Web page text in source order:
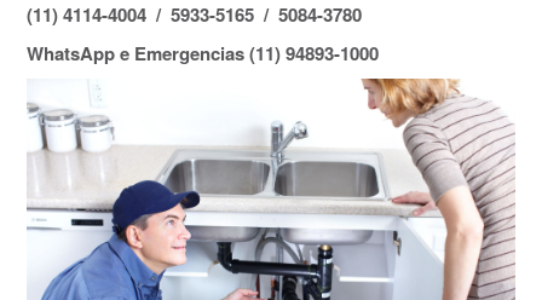
(11) 4114-4004 / 5933-5165 / 5084-3780
WhatsApp e Emergencias (11) 94893-1000